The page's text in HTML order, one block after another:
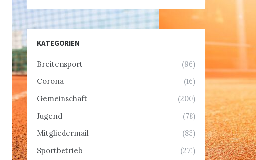
KATEGORIEN
Breitensport
(96)
Corona
(16)
Gemeinschaft
(200)
Jugend
(78)
Mitgliedermail
(83)
Sportbetrieb
(271)